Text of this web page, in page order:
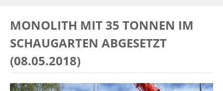
MONOLITH MIT 35 TONNEN IM
SCHAUGARTEN ABGESETZT
(08.05.2018)